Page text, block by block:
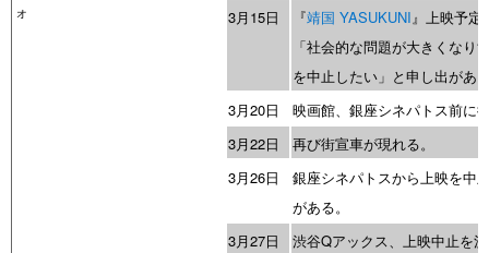
オ
3月15日
『靖国 YASUKUNI』上映予定
「社会的な問題が大きくなり
を中止したい」と申し出があ
3月20日
映画館、銀座シネパトス前に
3月22日
再び街宣車が現れる。
3月26日
銀座シネパトスから上映を中
がある。
3月27日
渋谷Qアックス、上映中止を